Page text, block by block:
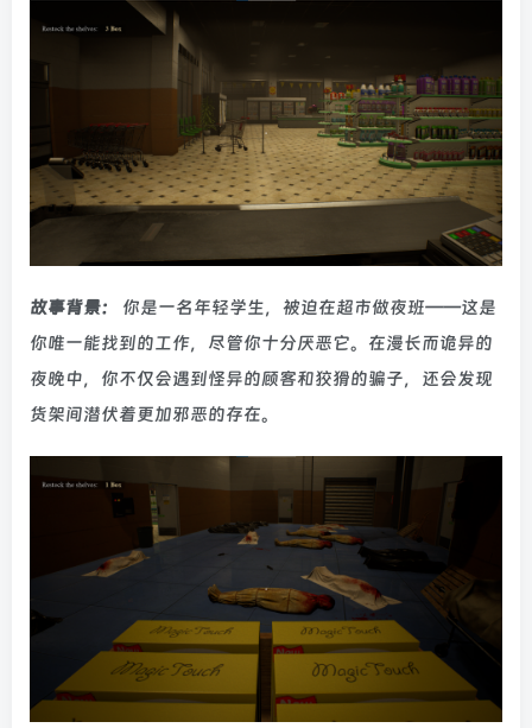
故事背景：
你是一名年轻学生，被迫在超市做夜班——这是
你唯一能找到的工作，尽管你十分厌恶它。在漫长而诡异的
夜晚中，你不仅会遇到怪异的顾客和狡猾的骗子，还会发现
货架间潜伏着更加邪恶的存在。